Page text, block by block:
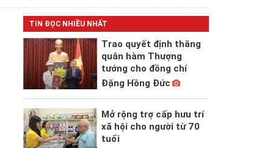
TIN ĐỌC NHIỀU NHẤT
Trao quyết định thăng
quân hàm Thượng
tướng cho đồng chí
Đặng Hồng Đức
Mở rộng trợ cấp hưu trí
xã hội cho người từ 70
tuổi